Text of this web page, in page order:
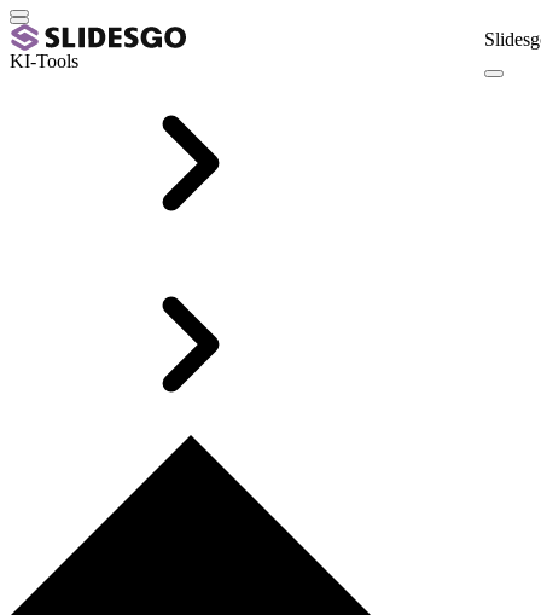
KI-Tools